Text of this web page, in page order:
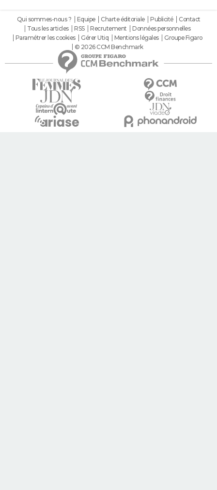
Qui sommes-nous ? Equipe Charte éditoriale Publicité
Contact
Tous les articles
RSS Recrutement
Données personnelles
Paramétrer les cookies
Gérer Utiq Mentions légales
Groupe Figaro
© 2026 CCM Benchmark